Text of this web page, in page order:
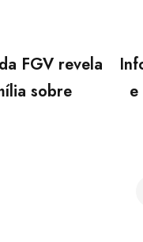
FGV revela
sobre